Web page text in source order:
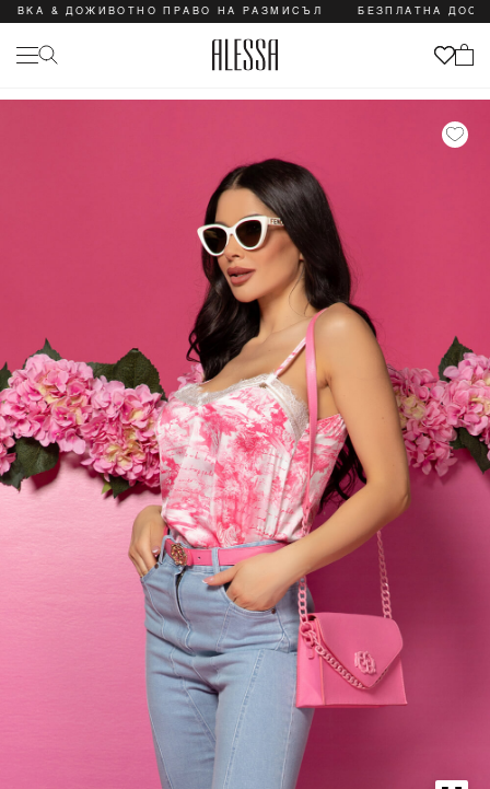
ДОЖИВОТНО ПРАВО НА РАЗМИСЪЛ БЕЗПЛАТНА ДОСТАВКА